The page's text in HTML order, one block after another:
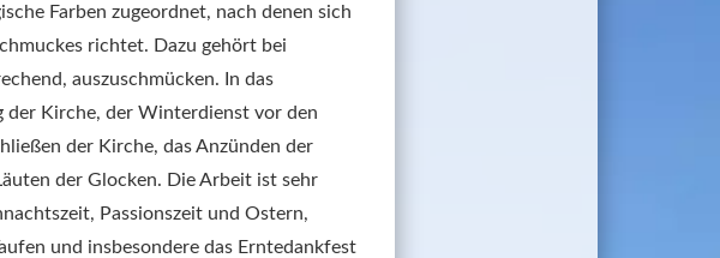
Farben zugeordnet, nach denen sich
richtet. Dazu gehört bei
auszuschmücken. In das
der Kirche, der Winterdienst vor den
der Kirche, das Anzünden der
der Glocken. Die Arbeit ist sehr
Passionszeit und Ostern,
und insbesondere das Erntedankfest